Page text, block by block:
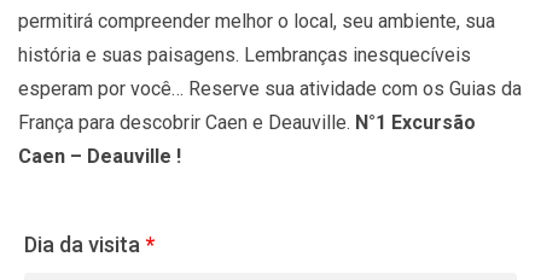
permitirá compreender melhor o local, seu ambiente, sua
história e suas paisagens. Lembranças inesquecíveis
esperam por você… Reserve sua atividade com os Guias da
França para descobrir Caen e Deauville. N°1 Excursão
Caen – Deauville !
Dia da visita *